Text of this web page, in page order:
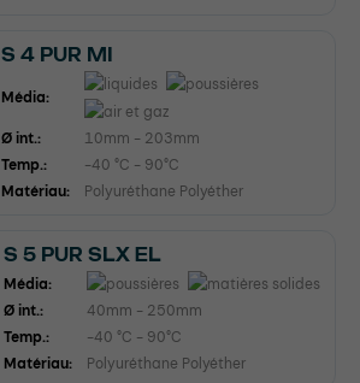
S 4 PUR MI
Média:
Ø int.:
10mm - 203mm
Temp.:
-40 °C - 90°C
Matériau:
Polyuréthane Polyéther
S 5 PUR SLX EL
Média:
Ø int.:
40mm - 250mm
Temp.:
-40 °C - 90°C
Matériau:
Polyuréthane Polyéther